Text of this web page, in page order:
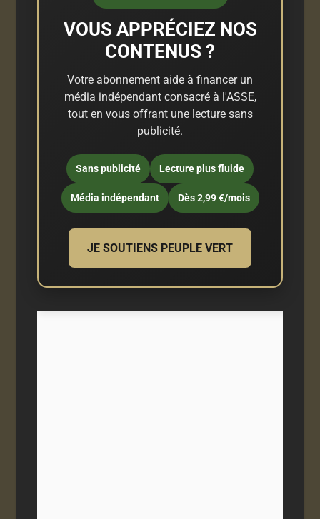
VOUS APPRÉCIEZ NOS
CONTENUS ?
Votre abonnement aide à financer un
média indépendant consacré à l'ASSE,
tout en vous offrant une lecture sans
publicité.
Sans publicité Lecture plus fluide
Média indépendant Dès 2,99 €/mois
JE SOUTIENS PEUPLE VERT